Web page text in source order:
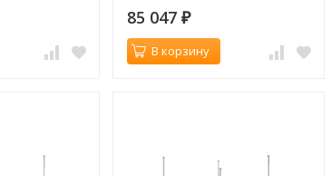
85 047 ₽
В корзину